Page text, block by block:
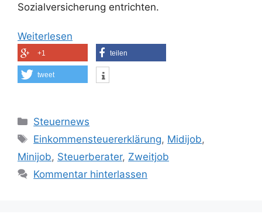
Sozialversicherung entrichten.
Weiterlesen
+1 teilen
tweet
Kategorien
Steuernews
Schlagwörter
Einkommensteuererklärung, Midijob,
Minijob, Steuerberater, Zweitjob
Kommentar hinterlassen